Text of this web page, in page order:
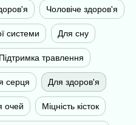
Чоловіче здоров'я
системи Для сну
Підтримка травлення
серця Для здоров'я
очей Міцність кісток